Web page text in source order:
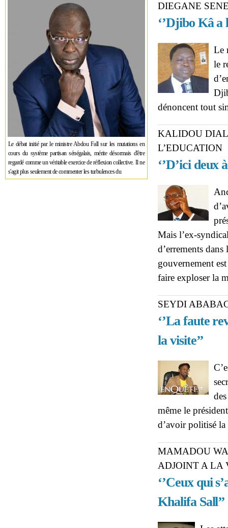
Le débat initié par le ministre Abdou Fall sur les mutations en
cours du système partisan sénégalais, mérite désormais d'être
regardé comme un véritable exercice de réflexion collective. Il ne
s'agit plus seulement de commenter les turbulences du
DIEGANE
‘’Djibo Kâ a
Le
le
dénoncent tout
KALIDOU
L’EDUCATION
‘’D’ici deux
Mais l’ex-
d’errements
gouvernement
faire exploser la
SEYDI
‘’La faute
la visite’’
même le
d’avoir politisé
MAMADOU
ADJOINT A LA
‘’Ceux qui
Khalifa Sall’’